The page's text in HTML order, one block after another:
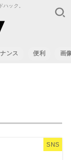
ハック。
ンス 便利 画
SNS